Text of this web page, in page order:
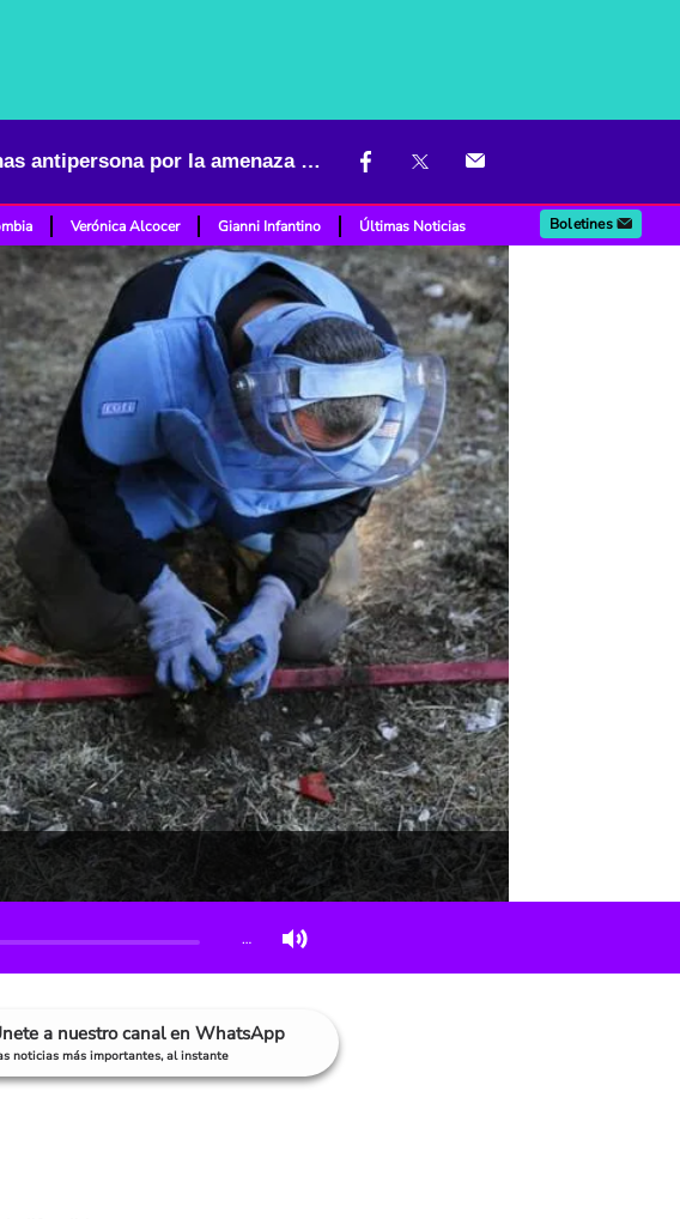
Finlandia se retira del Tratado de Prohibición de Minas antipersona por la amenaza de Rusia
Verónica Alcocer Gianni Infantino Últimas Noticias Boletines
…
a nuestro canal en WhatsApp
noticias más importantes, al instante